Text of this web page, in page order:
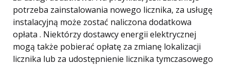
potrzeba zainstalowania nowego licznika, za usługę
instalacyjną może zostać naliczona dodatkowa
opłata . Niektórzy dostawcy energii elektrycznej
mogą także pobierać opłatę za zmianę lokalizacji
licznika lub za udostępnienie licznika tymczasowego